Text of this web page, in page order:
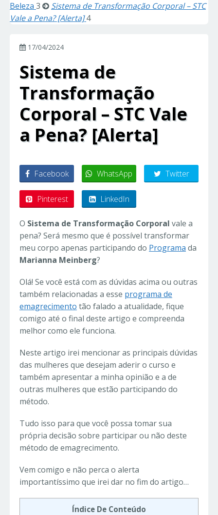
Beleza 3
Sistema de Transformação Corporal – STC
Vale a Pena? [Alerta] 4
17/04/2024
Sistema de
Transformação
Corporal – STC Vale
a Pena? [Alerta]
Facebook WhatsApp Twitter
Pinterest LinkedIn
O Sistema de Transformação Corporal vale a
pena? Será mesmo que é possível transformar
meu corpo apenas participando do Programa da
Marianna Meinberg?
Olá! Se você está com as dúvidas acima ou outras
também relacionadas a esse programa de
emagrecimento tão falado a atualidade, fique
comigo até o final deste artigo e compreenda
melhor como ele funciona.
Neste artigo irei mencionar as principais dúvidas
das mulheres que desejam aderir o curso e
também apresentar a minha opinião e a de
outras mulheres que estão participando do
método.
Tudo isso para que você possa tomar sua
própria decisão sobre participar ou não deste
método de emagrecimento.
Vem comigo e não perca o alerta
importantíssimo que irei dar no fim do artigo…
Índice De Conteúdo